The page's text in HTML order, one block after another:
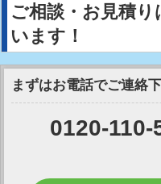
ご相談・お見積
います！
まずはお電話でご連絡
0120-110-